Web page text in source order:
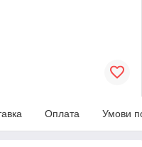
Оплата Умови